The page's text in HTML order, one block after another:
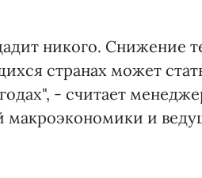
никого. Снижение
странах может
- считает
макроэкономики и